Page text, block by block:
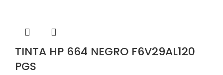
TINTA HP 664 NEGRO F6V29AL120
PGS